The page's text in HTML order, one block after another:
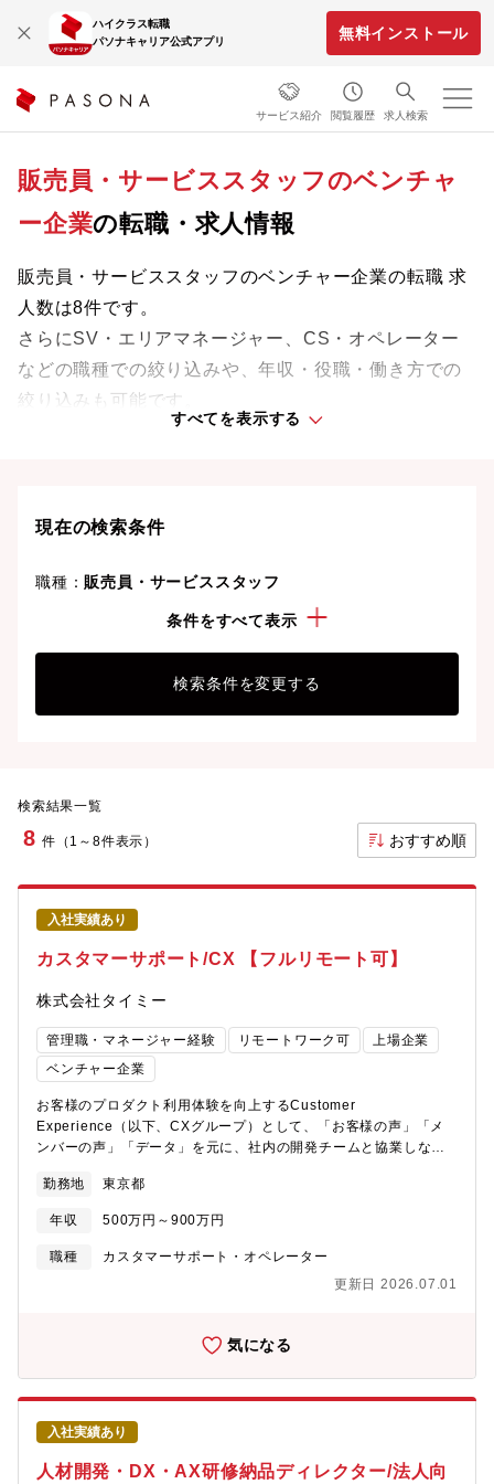
ハイクラス転職
パソナキャリア公式アプリ
無料インストール
サービス紹介 閲覧履歴 求人検索
販売員・サービススタッフのベンチャ
ー企業の転職・求人情報
販売員・サービススタッフのベンチャー企業の転職 求
人数は8件です。
さらにSV・エリアマネージャー、CS・オペレーター
などの職種での絞り込みや、年収・役職・働き方での
絞り込みも可能です。
専門知識やスキルを最大限に発揮しながら、あなたの
ことも可能です。
すべてを表示する
現在の検索条件
職種： 販売員・サービススタッフ
ベンチャー企業
条件をすべて表示
検索条件を変更する
検索結果一覧
8 件（1～8件表示） おすすめ順
入社実績あり
カスタマーサポート/CX 【フルリモート可】
株式会社タイミー
管理職・マネージャー経験 リモートワーク可
上場企業
ベンチャー企業
お客様のプロダクト利用体験を向上するCustomer
Experience（以下、CXグループ）として、「お客様の声」「メ
ンバーの声」「データ」を元に、社内の開発チームと協業しなが
なっています。▼役割・開発チームと協業し、お客様の困りごと
の根本原因を解消し、顧客のプロダクト利用体験を向上する・CS
本部内関連チームと協業し、オペレーションの最適化を通して、
迅速で満足度の高いお問い合わせ体験を提供する・AIなどの最新
を起点にサービス利用体験に目を向け、根本原因の特定・改善策
ます。また、上記に加え【簡単・迅速・満足度が高い】サポート
対応の提供をするための仕組み作りを行うことも含まれます。・
サービス・プロダクトの改善・問い合わせやユーザーの行動デー
タなどから課題検知・課題選定・分析データをもとにし、スコー
プ特定や解決策の立案・提案～実行・評価・関連部署との協業及
びプロジェクトのディレクション・カスタマーサポート組織の改
善・業務プロセスの最適化・ツールの導入検討・データ基盤の構
勤務地 東京都
年収 500万円～900万円
職種
カスタマーサポート・オペレーター
更新日 2026.07.01
気になる
入社実績あり
人材開発・DX・AX研修納品ディレクター/法人向